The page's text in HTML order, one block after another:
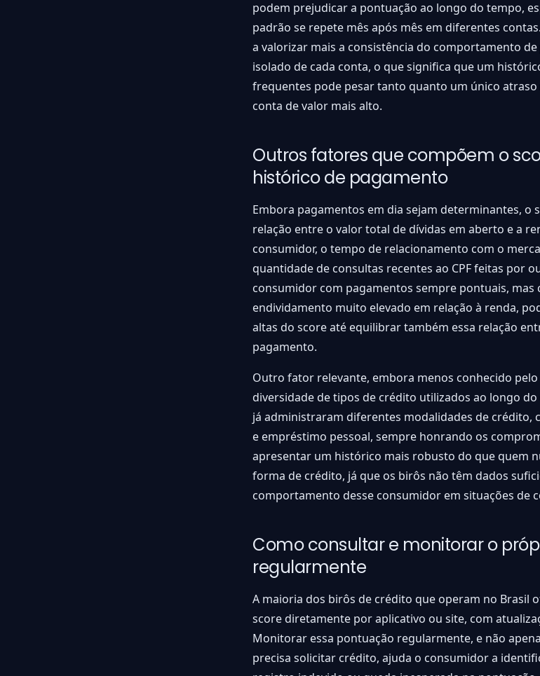
podem prejudicar a pontuação ao longo do tempo,
padrão se repete mês após mês em diferentes
a valorizar mais a consistência do comportamento
isolado de cada conta, o que significa que um
frequentes pode pesar tanto quanto um único
conta de valor mais alto.
Outros fatores que compõem o
histórico de pagamento
Embora pagamentos em dia sejam determinantes, o
relação entre o valor total de dívidas em aberto e a
consumidor, o tempo de relacionamento com o
quantidade de consultas recentes ao CPF feitas por
consumidor com pagamentos sempre pontuais, mas
endividamento muito elevado em relação à renda,
altas do score até equilibrar também essa relação
pagamento.
Outro fator relevante, embora menos conhecido pelo
diversidade de tipos de crédito utilizados ao longo
já administraram diferentes modalidades de crédito,
e empréstimo pessoal, sempre honrando os
apresentar um histórico mais robusto do que quem
forma de crédito, já que os birôs não têm dados
comportamento desse consumidor em situações de
Como consultar e monitorar o
regularmente
A maioria dos birôs de crédito que operam no Brasil
score diretamente por aplicativo ou site, com
Monitorar essa pontuação regularmente, e não
precisa solicitar crédito, ajuda o consumidor a